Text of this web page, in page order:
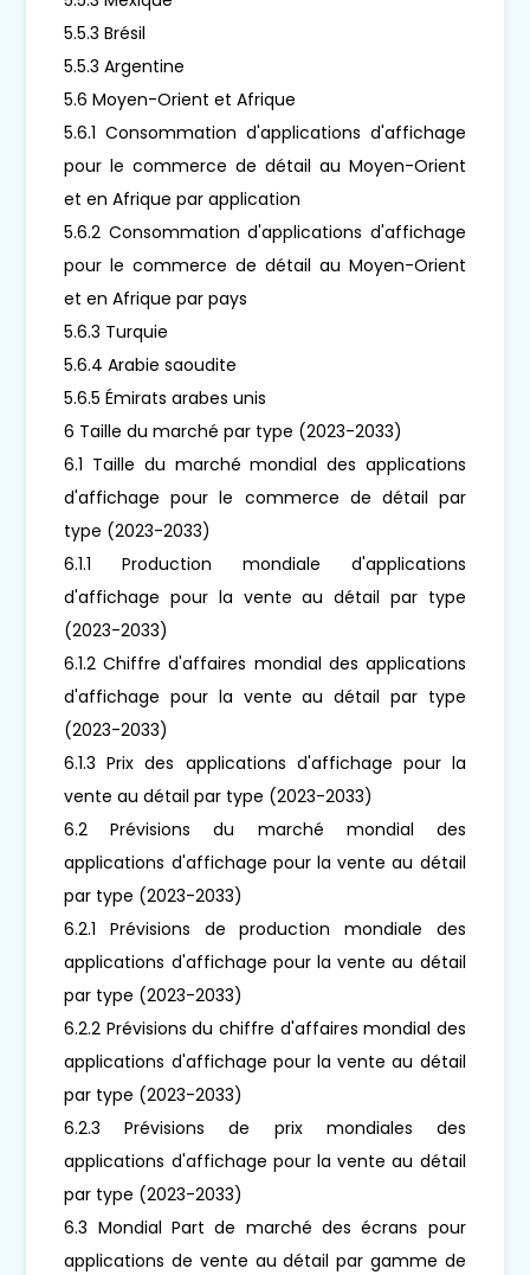
5.5.3 Brésil
5.5.3 Argentine
5.6 Moyen-Orient et Afrique
5.6.1 Consommation d'applications d'affichage
pour le commerce de détail au Moyen-Orient
et en Afrique par application
5.6.2 Consommation d'applications d'affichage
pour le commerce de détail au Moyen-Orient
et en Afrique par pays
5.6.3 Turquie
5.6.4 Arabie saoudite
5.6.5 Émirats arabes unis
6 Taille du marché par type (2023-2033)
6.1 Taille du marché mondial des applications
d'affichage pour le commerce de détail par
type (2023-2033)
6.1.1 Production mondiale d'applications
d'affichage pour la vente au détail par type
(2023-2033)
6.1.2 Chiffre d'affaires mondial des applications
d'affichage pour la vente au détail par type
(2023-2033)
6.1.3 Prix des applications d'affichage pour la
vente au détail par type (2023-2033)
6.2 Prévisions du marché mondial des
applications d'affichage pour la vente au détail
par type (2023-2033)
6.2.1 Prévisions de production mondiale des
applications d'affichage pour la vente au détail
par type (2023-2033)
6.2.2 Prévisions du chiffre d'affaires mondial des
applications d'affichage pour la vente au détail
par type (2023-2033)
6.2.3 Prévisions de prix mondiales des
applications d'affichage pour la vente au détail
par type (2023-2033)
6.3 Mondial Part de marché des écrans pour
applications de vente au détail par gamme de